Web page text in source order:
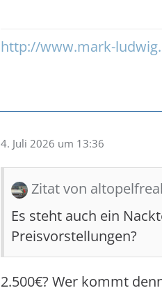
http://www.mark-
4. Juli 2026 um 13:36
Zitat von
Es steht auch ein
Preisvorstellungen?
2.500€? Wer kommt